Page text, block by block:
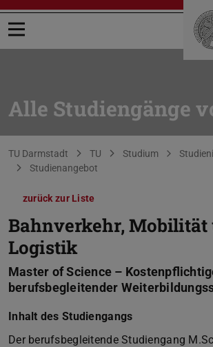
Menü öffnen
Alle Studiengänge
Sie befinden sich hier:
TU Darmstadt TU Studium
Studienangebot
zurück zur Liste
Bahnverkehr, Mobilität
Logistik
Master of Science –
berufsbegleitender
Inhalt des Studiengangs
Der berufsbegleitende Studiengang